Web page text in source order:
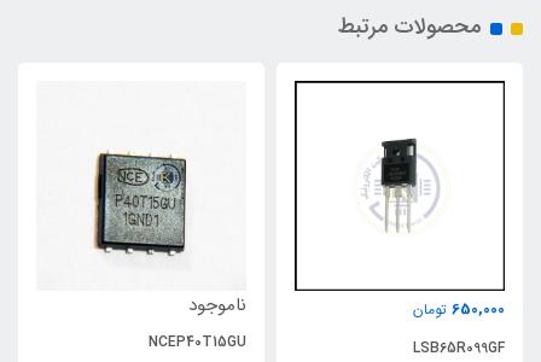
محصولات مرتبط
650,000 تومان
LSB65R099GF
ناموجود
NCEP40T15GU